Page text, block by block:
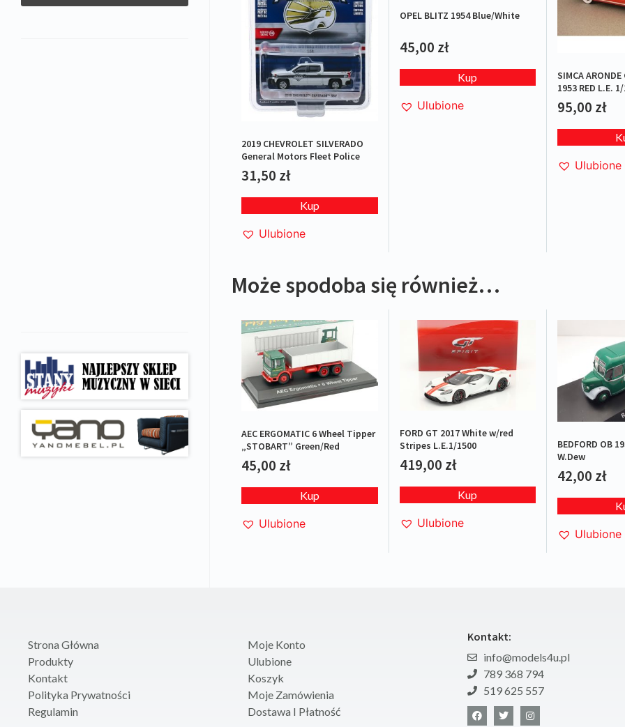
2019 CHEVROLET SILVERADO
General Motors Fleet Police
31,50 zł
Kup
Ulubione
OPEL BLITZ 1954 Blue/White
45,00 zł
Kup
Ulubione
SIMCA ARONDE
1953 RED L.E.
95,00 zł
Ulubione
Może spodoba się również…
AEC ERGOMATIC 6 Wheel Tipper
„STOBART” Green/Red
45,00 zł
Kup
Ulubione
FORD GT 2017 White w/red
Stripes L.E.1/1500
419,00 zł
Kup
Ulubione
BEDFORD OB
W.Dew
42,00 zł
Ulubione
Strona Główna
Produkty
Kontakt
Polityka Prywatności
Regulamin
Moje Konto
Ulubione
Koszyk
Moje Zamówienia
Dostawa I Płatność
Kontakt:
info@models4u.pl
789 368 794
519 625 557